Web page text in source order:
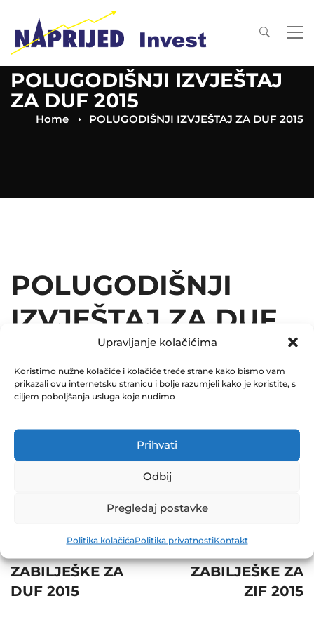
Upravljanje kolačićima
Koristimo nužne kolačiće i kolačiće treće strane kako bismo vam
prikazali ovu internetsku stranicu i bolje razumjeli kako je koristite, s
ciljem poboljšanja usluga koje nudimo
Prihvati
Odbij
Pregledaj postavke
Politika kolačićaPolitika privatnostiKontakt
POLUGODIŠNJI IZVJEŠTAJ
ZA DUF 2015
Home POLUGODIŠNJI IZVJEŠTAJ ZA DUF 2015
POLUGODIŠNJI
IZVJEŠTAJ ZA DUF
December 31, 2015
0 Comments
Share
navigation
ZABILJEŠKE ZA
DUF 2015
ZABILJEŠKE ZA
ZIF 2015